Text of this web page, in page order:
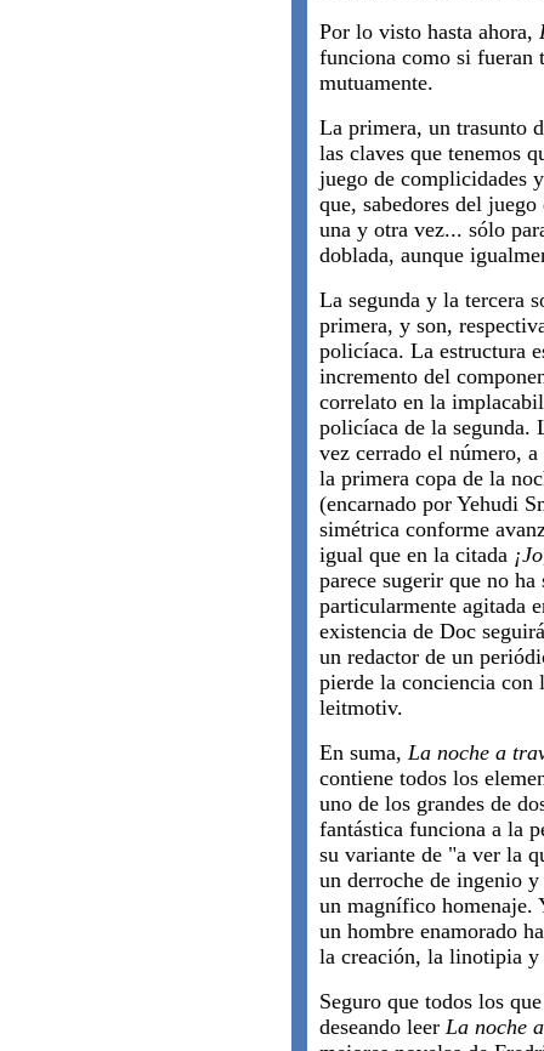
Por lo visto hasta ahora,
funciona como si fueran
mutuamente.
La primera, un trasunto
las claves que tenemos
juego de complicidades
que, sabedores del
una y otra vez... sólo
doblada, aunque
La segunda y la tercera
primera, y son,
policíaca. La estructura
incremento del
correlato en la
policíaca de la segunda.
vez cerrado el número,
la primera copa de la
(encarnado por Yehudi
simétrica conforme
igual que en la citada
parece sugerir que no
particularmente agitada
existencia de Doc
un redactor de un
pierde la conciencia con
leitmotiv.
En suma, La noche a
contiene todos los
uno de los grandes de
fantástica funciona a la
su variante de "a ver la
un derroche de ingenio
un magnífico homenaje.
un hombre enamorado
la creación, la linotipia
Seguro que todos los
deseando leer La noche